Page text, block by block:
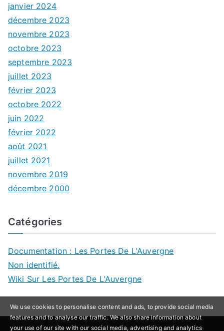
janvier 2024
décembre 2023
novembre 2023
octobre 2023
septembre 2023
juillet 2023
février 2023
octobre 2022
juin 2022
février 2022
août 2021
juillet 2021
novembre 2019
décembre 2000
Catégories
Documentation : Les Portes De L'Auvergne
Non identifié.
Wiki Sur Les Portes De L'Auvergne
We use cookies to personalise content and ads, to provide social media
features and to analyse our traffic. We also share information about
your use of our site with our social media, advertising and analytics